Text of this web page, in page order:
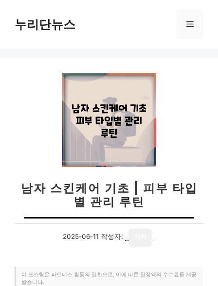
누리단뉴스 메
남자 스킨케어 기초 | 피부 타입
별 관리 루틴
2025-06-11 작성자:
이 포스팅은 파트너스 활동의 일환으로, 이에 따른 일정액의 수수료를 제공
받습니다.